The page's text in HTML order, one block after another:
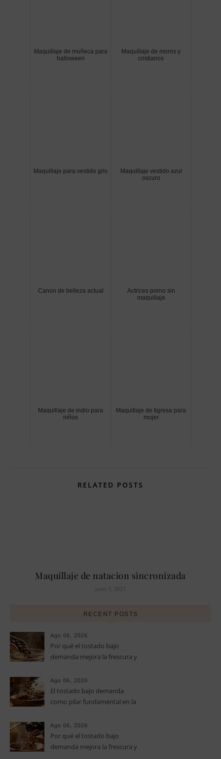
Maquillaje de muñeca para
halloween
Maquillaje de moros y
cristianos
Maquillaje para vestido gris
Maquillaje vestido azul
oscuro
Canon de belleza actual
Actrices porno sin
maquillaje
Maquillaje de indio para
niños
Maquillaje de tigresa para
mujer
RELATED POSTS
Maquillaje de natacion sincronizada
julio 7, 2021
RECENT POSTS
Ago 06, 2026
Por qué el tostado bajo
demanda mejora la frescura y
especialidad
Ago 06, 2026
El tostado bajo demanda
como pilar fundamental en la
Ago 06, 2026
Por qué el tostado bajo
demanda mejora la frescura y